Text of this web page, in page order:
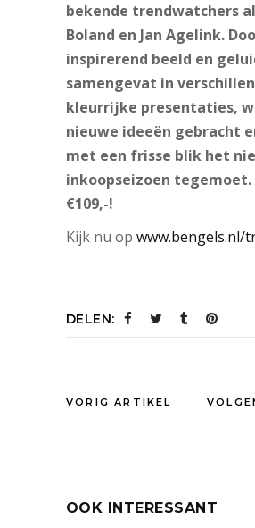
bekende trendwatchers
Boland en Jan Agelink.
inspirerend beeld en
samengevat in
kleurrijke presentaties,
nieuwe ideeën gebracht
met een frisse blik het
inkoopseizoen tegemoet.
€109,-!
Kijk nu op www.bengels.nl/
DELEN:
VORIG ARTIKEL
OOK INTERESSANT